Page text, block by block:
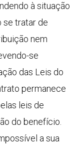
à situação
se tratar de
nem
se
das Leis do
permanece
leis de
do benefício.
a sua